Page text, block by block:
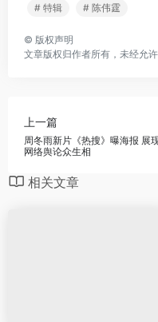
# 特辑
# 陈伟霆
© 版权声明
文章版权归作者所有，未经允许
上一篇
周冬雨新片《热搜》曝海报 展
网络舆论众生相
相关文章